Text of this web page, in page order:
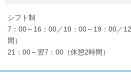
シフト制
7：00～16：00／10：00～19：00／
間）
21：00～翌7：00（休憩2時間）